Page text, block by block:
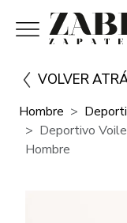
VOLVER
Hombre
Deportivo
Hombre